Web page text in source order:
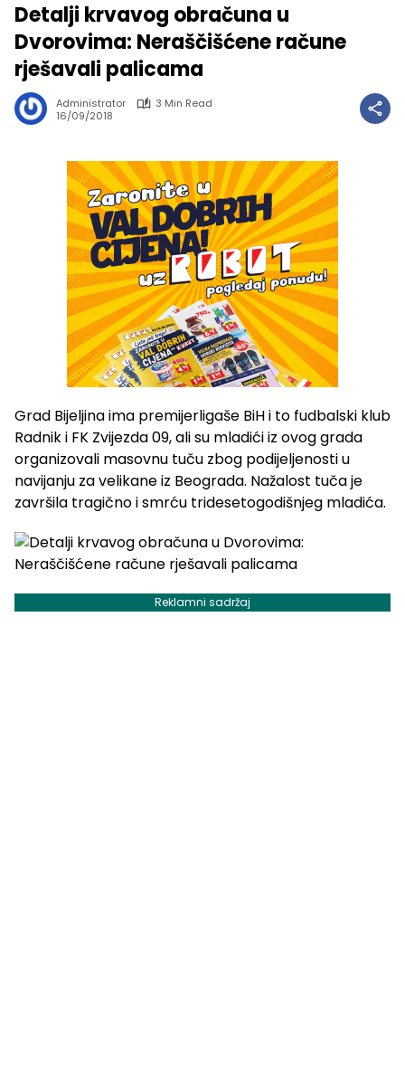
Detalji krvavog obračuna u
Dvorovima: Neraščišćene račune
rješavali palicama
Administrator
3 Min Read
16/09/2018
Grad Bijeljina ima premijerligaše BiH i to fudbalski klub
Radnik i FK Zvijezda 09, ali su mladići iz ovog grada
organizovali masovnu tuču zbog podijeljenosti u
navijanju za velikane iz Beograda. Nažalost tuča je
završila tragično i smrću tridesetogodišnjeg mladića.
Reklamni sadržaj